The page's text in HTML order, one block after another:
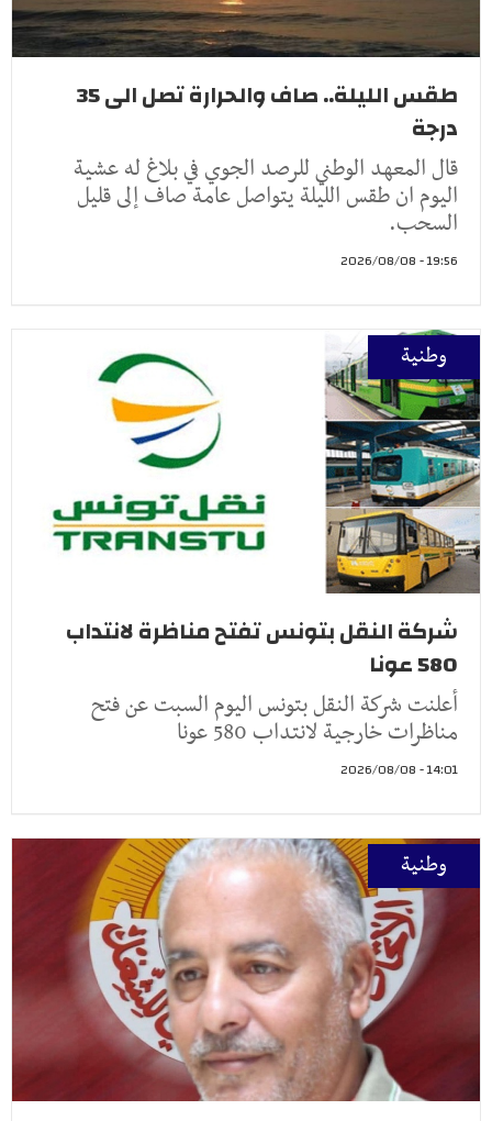
طقس الليلة.. صاف والحرارة تصل الى 35
درجة
قال المعهد الوطني للرصد الجوي في بلاغ له عشية
اليوم ان طقس الليلة يتواصل عامة صاف إلى قليل
السحب.
19:56 - 2026/08/08
وطنية
شركة النقل بتونس تفتح مناظرة لانتداب
580 عونا
أعلنت شركة النقل بتونس اليوم السبت عن فتح
مناظرات خارجية لانتداب 580 عونا
14:01 - 2026/08/08
وطنية